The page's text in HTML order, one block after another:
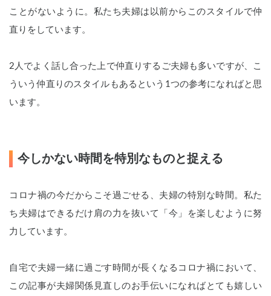
ことがないように。私たち夫婦は以前からこのスタイルで仲
直りをしています。
2人でよく話し合った上で仲直りするご夫婦も多いですが、こ
ういう仲直りのスタイルもあるという1つの参考になればと思
います。
今しかない時間を特別なものと捉える
コロナ禍の今だからこそ過ごせる、夫婦の特別な時間。私た
ち夫婦はできるだけ肩の力を抜いて「今」を楽しむように努
力しています。
自宅で夫婦一緒に過ごす時間が長くなるコロナ禍において、
この記事が夫婦関係見直しのお手伝いになればとても嬉しい